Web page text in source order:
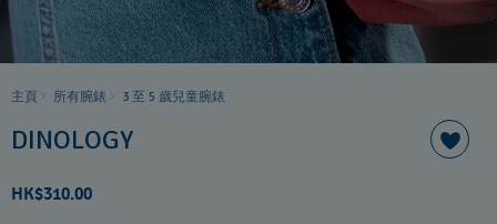
主頁 所有腕錶 3 至 5 歲兒童腕錶
DINOLOGY
HK$310.00